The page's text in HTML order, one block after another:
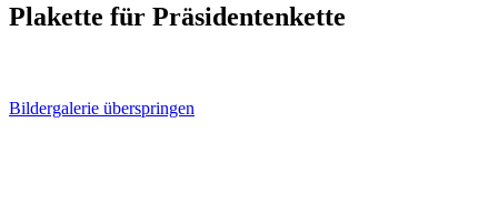
Plakette für Präsidentenkette
Bildergalerie überspringen